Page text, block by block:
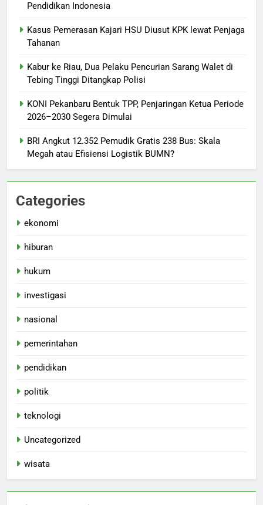
Pendidikan Indonesia
Kasus Pemerasan Kajari HSU Diusut KPK lewat Penjaga
Tahanan
Kabur ke Riau, Dua Pelaku Pencurian Sarang Walet di
Tebing Tinggi Ditangkap Polisi
KONI Pekanbaru Bentuk TPP, Penjaringan Ketua Periode
2026–2030 Segera Dimulai
BRI Angkut 12.352 Pemudik Gratis 238 Bus: Skala
Megah atau Efisiensi Logistik BUMN?
Categories
ekonomi
hiburan
hukum
investigasi
nasional
pemerintahan
pendidikan
politik
teknologi
Uncategorized
wisata